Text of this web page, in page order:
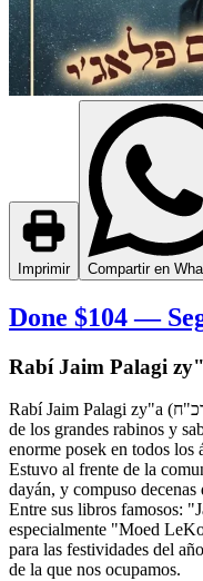
Imprimir Compartir en
Done $104 —
Rabí Jaim Palagi
Rabí Jaim Palagi zy"a (התקמ"ח–התרכ"ח, Esmirna en Turquía) fue
de los grandes rabinos y
enorme posek en todos los
Estuvo al frente de la
dayán, y compuso decenas
Entre sus libros famosos:
especialmente "Moed
para las festividades del
de la que nos ocupamos.